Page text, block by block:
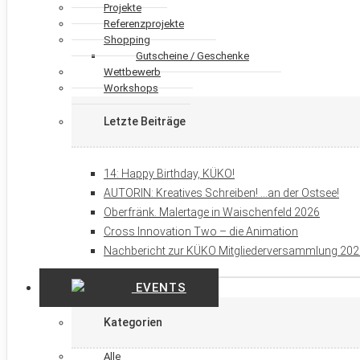
Projekte
Referenzprojekte
Shopping
Gutscheine / Geschenke
Wettbewerb
Workshops
Letzte Beiträge
14: Happy Birthday, KÜKO!
AUTORIN: Kreatives Schreiben! …an der Ostsee!
Oberfränk. Malertage in Waischenfeld 2026
Cross Innovation Two – die Animation
Nachbericht zur KÜKO Mitgliederversammlung
EVENTS
Kategorien
Alle